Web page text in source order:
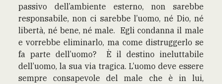
passivo dell’ambiente esterno, non sarebbe
responsabile, non ci sarebbe l’uomo, né Dio, né
libertà, né bene, né male. Egli condanna il male
e vorrebbe eliminarlo, ma come distruggerlo se
fa parte dell’uomo? È il destino ineluttabile
dell’uomo, la sua via tragica. L’uomo deve essere
sempre consapevole del male che è in lui,